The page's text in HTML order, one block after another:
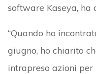
software Kaseya, ha
“Quando ho
giugno, ho chiarito
intrapreso azioni